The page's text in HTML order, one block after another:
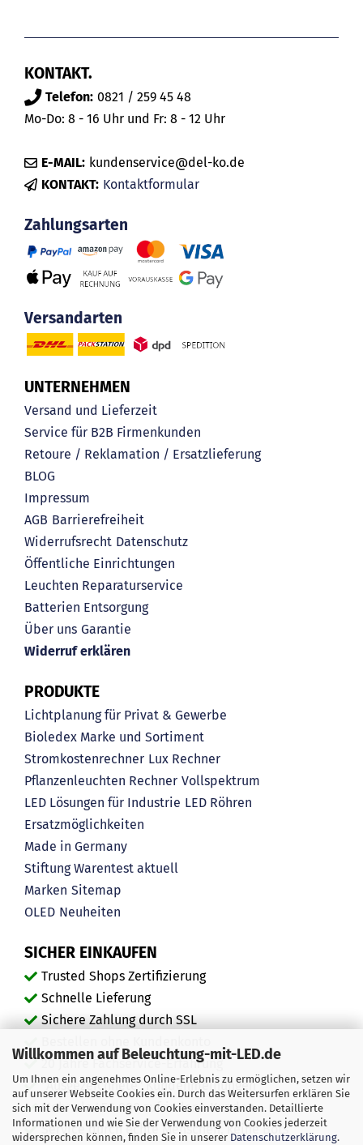
Willkommen auf Beleuchtung-mit-LED.de
Um Ihnen ein angenehmes Online-Erlebnis zu ermöglichen, setzen wir
auf unserer Webseite Cookies ein. Durch das Weitersurfen erklären Sie
sich mit der Verwendung von Cookies einverstanden. Detaillierte
Informationen und wie Sie der Verwendung von Cookies jederzeit
widersprechen können, finden Sie in unserer Datenschutzerklärung.
KONTAKT.
Telefon: 0821 / 259 45 48
Mo-Do: 8 - 16 Uhr und Fr: 8 - 12 Uhr
E-MAIL: kundenservice@del-ko.de
KONTAKT: Kontaktformular
Zahlungsarten
Versandarten
UNTERNEHMEN
Versand und Lieferzeit
Service für B2B Firmenkunden
Retoure / Reklamation / Ersatzlieferung
BLOG
Impressum
AGB Barrierefreiheit
Widerrufsrecht Datenschutz
Öffentliche Einrichtungen
Leuchten Reparaturservice
Batterien Entsorgung
Über uns Garantie
Widerruf erklären
PRODUKTE
Lichtplanung für Privat & Gewerbe
Bioledex Marke und Sortiment
Stromkostenrechner Lux Rechner
Pflanzenleuchten Rechner Vollspektrum
LED Lösungen für Industrie LED Röhren
Ersatzmöglichkeiten
Made in Germany
Stiftung Warentest aktuell
Marken Sitemap
OLED Neuheiten
SICHER EINKAUFEN
Trusted Shops Zertifizierung
Schnelle Lieferung
Sichere Zahlung durch SSL
20 Jahre Fachservice-Erfahrung
"Ausgezeichnete" Kundenmeinungen
Mehr als 450.000 zufriedene Kunden
Service durch echte Menschen, keine Bots